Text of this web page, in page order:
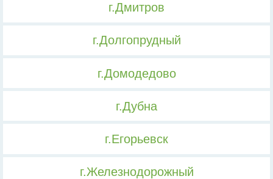
г.Дмитров
г.Долгопрудный
г.Домодедово
г.Дубна
г.Егорьевск
г.Железнодорожный